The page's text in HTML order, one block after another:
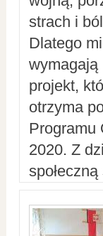
strach i
Dlatego
wymagają
projekt,
otrzyma
Programu
2020. Z